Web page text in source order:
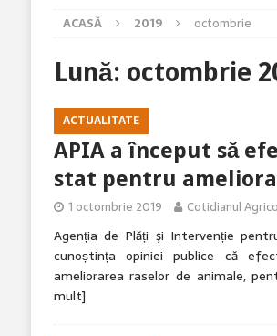
[ 6 august 2026 ]
[ 5 august 2026 ] Cu
ACASĂ 2019 octombrie
Lună: octombrie
ACTUALITATE
APIA a început să
stat pentru
1 octombrie 2019 Cotidianul
Agenția de Plăți şi Intervenție
cunoștința opiniei publice că
ameliorarea raselor de animale,
mult]